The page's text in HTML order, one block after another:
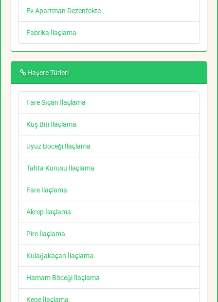
Ev Apartman Dezenfekte
Fabrika İlaçlama
Haşere Türleri
Fare Sıçan İlaçlama
Kuş Biti İlaçlama
Uyuz Böceği İlaçlama
Tahta Kurusu İlaçlama
Fare İlaçlama
Akrep İlaçlama
Pire İlaçlama
Kulağakaçan İlaçlama
Hamam Böceği İlaçlama
Kene İlaçlama